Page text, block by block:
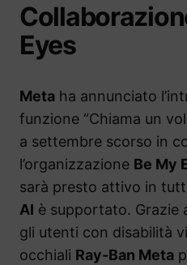
Eyes
Meta ha annunciato
funzione “Chiama un
a settembre scorso in
l’organizzazione Be My
sarà presto attivo in
AI è supportato. Grazie
gli utenti con disabilità
occhiali Ray-Ban Meta